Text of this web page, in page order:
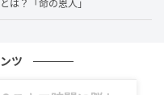
は？「命の恩人」
ツ